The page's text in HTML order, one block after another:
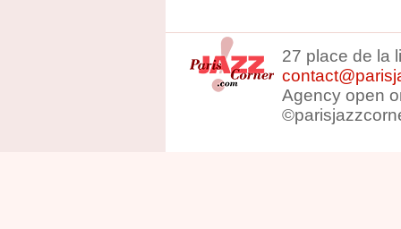
27 place de la
Agency open